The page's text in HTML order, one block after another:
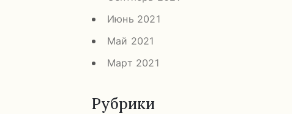
Июнь 2021
Май 2021
Март 2021
Рубрики